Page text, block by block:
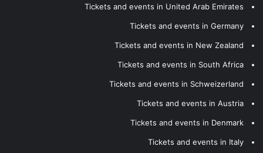
Tickets and events in United Arab Emirates
Tickets and events in Germany
Tickets and events in New Zealand
Tickets and events in South Africa
Tickets and events in Schweizerland
Tickets and events in Austria
Tickets and events in Denmark
Tickets and events in Italy